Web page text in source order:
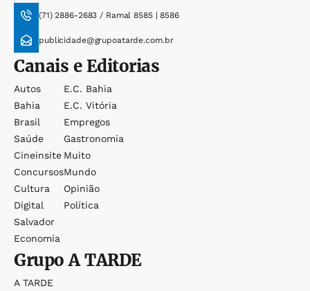
(71) 2886-2683 / Ramal 8585 | 8586
publicidade@grupoatarde.com.br
Canais e Editorias
Autos
Bahia
Brasil
Saúde
Cineinsite
Concursos
Cultura
Digital
Salvador
Economia
E.c. Bahia
E.c. Vitória
Empregos
Gastronomia
Muito
Mundo
Opinião
Política
GrupoA TARDE
A TARDE